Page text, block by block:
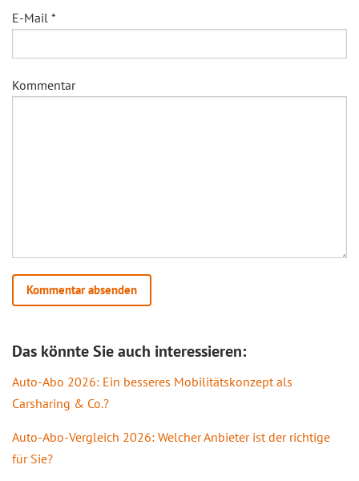
E-Mail *
Kommentar
Das könnte Sie auch interessieren:
Auto-Abo 2026: Ein besseres Mobilitätskonzept als
Carsharing & Co.?
Auto-Abo-Vergleich 2026: Welcher Anbieter ist der richtige
für Sie?